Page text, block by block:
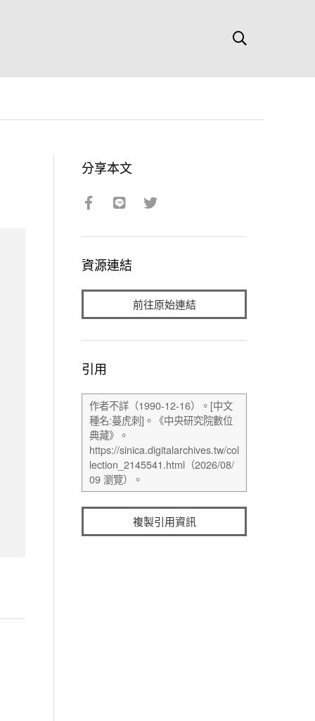
分享本文
資源連結
前往原始連結
引用
複製引用資訊